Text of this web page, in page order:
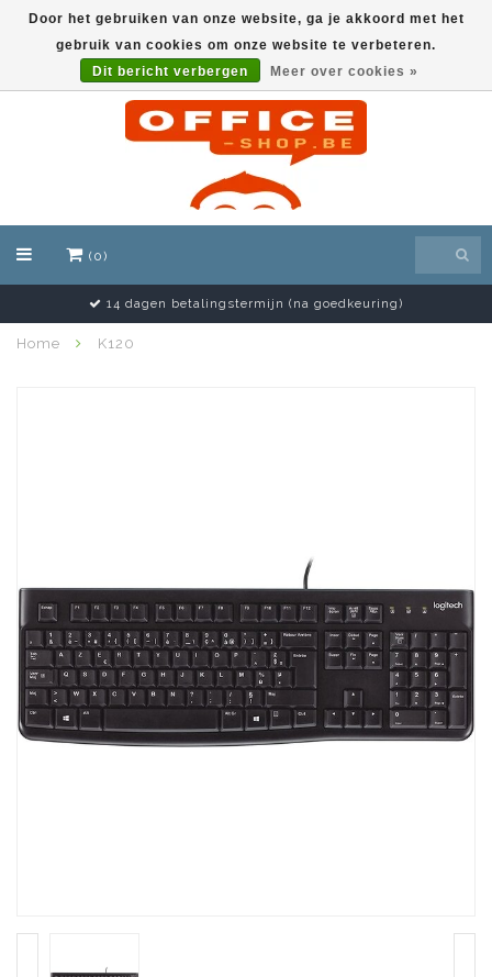
(0)
14 dagen betalingstermijn (na goedkeuring)
Home K120
Door het gebruiken van onze website, ga je akkoord met het
gebruik van cookies om onze website te verbeteren.
Dit bericht verbergen
Meer over cookies »